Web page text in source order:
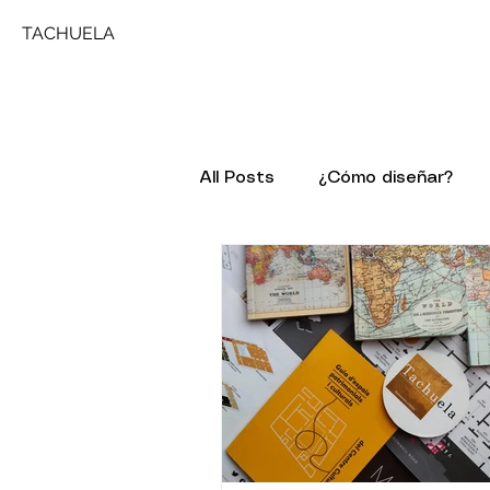
TACHUELA
All Posts ¿Cómo diseñar?
Comentando a ...